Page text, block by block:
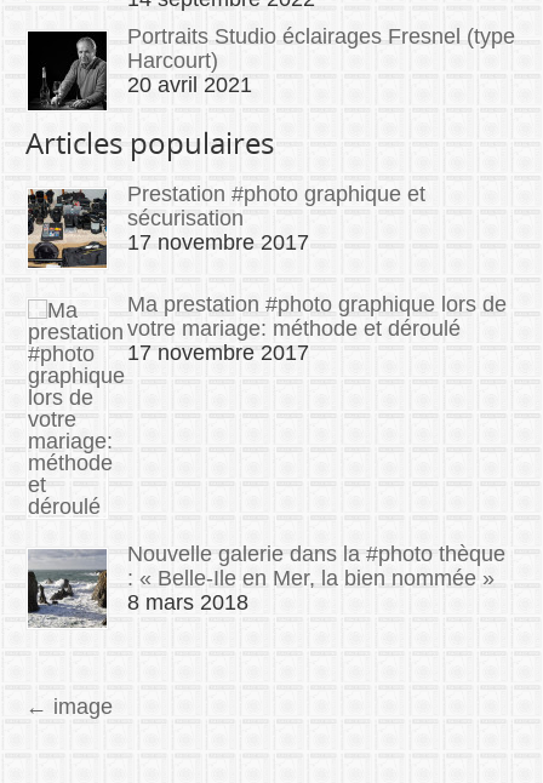
Portraits Studio éclairages Fresnel (type
Harcourt)
20 avril 2021
Articles populaires
Prestation #photo graphique et
sécurisation
17 novembre 2017
Ma prestation #photo graphique lors de
votre mariage: méthode et déroulé
17 novembre 2017
Nouvelle galerie dans la #photo thèque
: « Belle-Ile en Mer, la bien nommée »
8 mars 2018
← image